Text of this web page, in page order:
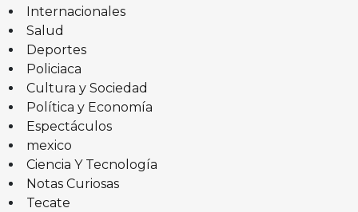
Internacionales
Salud
Deportes
Policiaca
Cultura y Sociedad
Política y Economía
Espectáculos
mexico
Ciencia Y Tecnología
Notas Curiosas
Tecate